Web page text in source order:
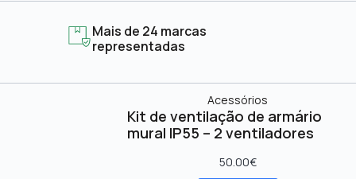
Mais de 24 marcas
representadas
Acessórios
Kit de ventilação de armário
mural IP55 – 2 ventiladores
50.00€